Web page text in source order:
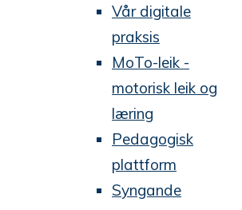
Vår digitale
praksis
MoTo-leik -
motorisk leik og
læring
Pedagogisk
plattform
Syngande